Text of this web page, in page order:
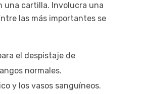
una cartilla. Involucra una
las más importantes se
el despistaje de
normales.
y los vasos sanguíneos.